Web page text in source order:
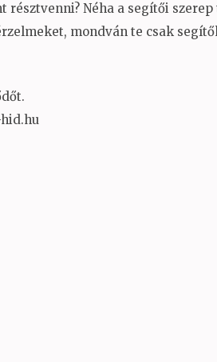
Néha a segítői
mondván te csak